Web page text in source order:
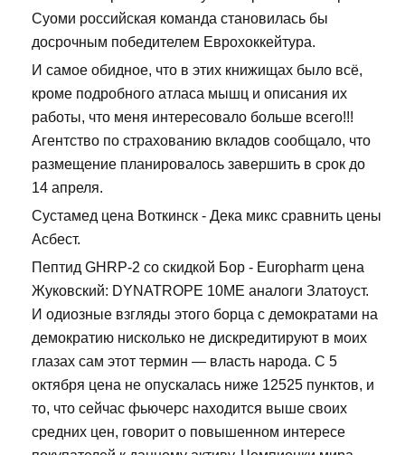
Суоми российская команда становилась бы
досрочным победителем Еврохоккейтура.
И самое обидное, что в этих книжищах было всё,
кроме подробного атласа мышц и описания их
работы, что меня интересовало больше всего!!!
Агентство по страхованию вкладов сообщало, что
размещение планировалось завершить в срок до
14 апреля.
Сустамед цена Воткинск - Дека микс сравнить цены
Асбест.
Пептид GHRP-2 со скидкой Бор - Europharm цена
Жуковский: DYNATROPE 10ME аналоги Златоуст.
И одиозные взгляды этого борца с демократами на
демократию нисколько не дискредитируют в моих
глазах сам этот термин — власть народа. С 5
октября цена не опускалась ниже 12525 пунктов, и
то, что сейчас фьючерс находится выше своих
средних цен, говорит о повышенном интересе